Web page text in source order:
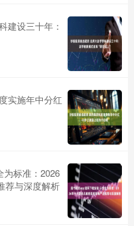
建设三十年：
实施年中分红
为标准：2026
荐与深度解析